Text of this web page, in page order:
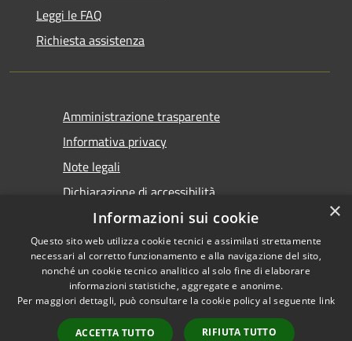
Leggi le FAQ
Richiesta assistenza
Amministrazione trasparente
Informativa privacy
Note legali
Dichiarazione di accessibilità
Accessibilità
Copyright © 2026 • Comune di
Castel San Giovanni • Powered
byMunicipium
Accesso
×
Informazioni sui cookie
Questo sito web utilizza cookie tecnici e assimilati strettamente
necessari al corretto funzionamento e alla navigazione del sito,
nonché un cookie tecnico analitico al solo fine di elaborare
informazioni statistiche, aggregate e anonime.
Per maggiori dettagli, può consultare la cookie policy al seguente link
ACCETTA TUTTO RIFIUTA TUTTO